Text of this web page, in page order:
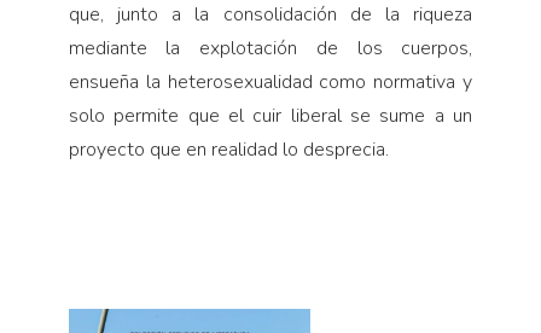
que, junto a la consolidación de la riqueza
mediante la explotación de los cuerpos,
ensueña la heterosexualidad como normativa y
solo permite que el cuir liberal se sume a un
proyecto que en realidad lo desprecia.